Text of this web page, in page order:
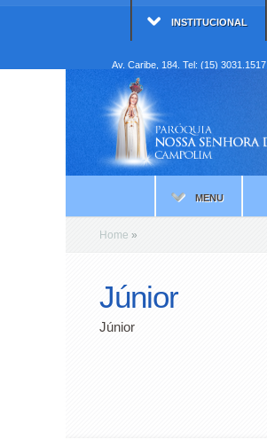
INSTITUCIONAL
Av. Caribe, 184. Tel: (15) 3031.1517
MENU
Home »
Júnior
Júnior